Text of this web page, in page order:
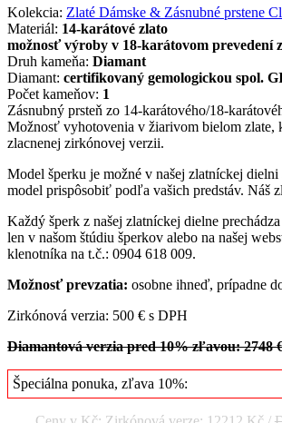
Kolekcia: Zlaté Dámske & Zásnubné prstene
Materiál: 14-karátové zlato
možnosť výroby v 18-karátovom prevedení
Druh kameňa: Diamant
Diamant: certifikovaný gemologickou spol.
Počet kameňov: 1
Zásnubný prsteň zo 14-karátového/18-
Možnosť vyhotovenia v žiarivom bielom zlate,
zlacnenej zirkónovej verzii.
Model šperku je možné v našej zlatníckej
model prispôsobiť podľa vašich predstáv. Náš
Každý šperk z našej zlatníckej dielne
len v našom štúdiu šperkov alebo na našej
klenotníka na t.č.: 0904 618 009.
Možnosť prevzatia: osobne ihneď, prípadne
Zirkónová verzia: 500 € s DPH
Diamantová verzia pred 10% zľavou: 2748
Špeciálna ponuka, zľava 10%: